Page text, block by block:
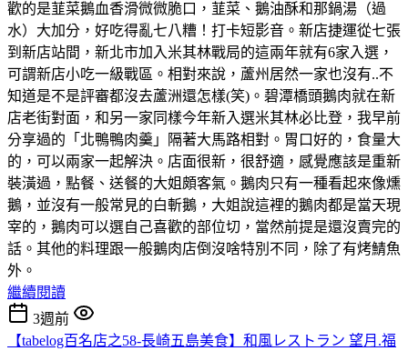
歡的是韮菜鵝血香滑微微脆口，韮菜、鵝油酥和那鍋湯（過
水）大加分，好吃得亂七八糟！打卡短影音。新店捷運從七張
到新店站間，新北市加入米其林戰局的這兩年就有6家入選，
可謂新店小吃一級戰區。相對來說，蘆州居然一家也沒有..不
知道是不是評審都沒去蘆洲還怎樣(笑)。碧潭橋頭鵝肉就在新
店老街對面，和另一家同樣今年新入選米其林必比登，我早前
分享過的「北鴨鴨肉羹」隔著大馬路相對。胃口好的，食量大
的，可以兩家一起解決。店面很新，很舒適，感覺應該是重新
裝潢過，點餐、送餐的大姐頗客氣。鵝肉只有一種看起來像燻
鵝，並沒有一般常見的白斬鵝，大姐說這裡的鵝肉都是當天現
宰的，鵝肉可以選自己喜歡的部位切，當然前提是還沒賣完的
話。其他的料理跟一般鵝肉店倒沒啥特別不同，除了有烤鯖魚
外。
繼續閱讀
3週前
【tabelog百名店之58-長崎五島美食】和風レストラン 望月.福